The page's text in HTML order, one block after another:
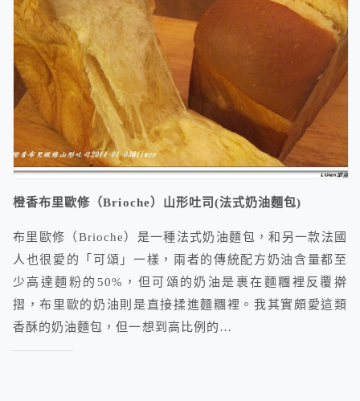
橙香布里歐修（Brioche）山形吐司(法式奶油麵包)
布里歐修（Brioche）是一種法式奶油麵包，和另一款法國
人也很愛的「可頌」一樣，兩者的傳統配方奶油含量都至
少高達麵粉的50%，但可頌的奶油是裹在麵糰裡反覆擀
摺，布里歐的奶油則是直接揉進麵糰裡。我其實頗愛這類
香酥的奶油麵包，但一想到高比例的…